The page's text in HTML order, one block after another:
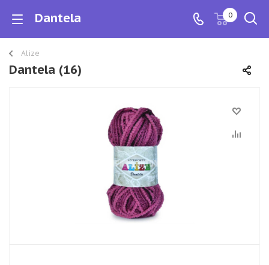
Dantela 0
Alize
Dantela (16)